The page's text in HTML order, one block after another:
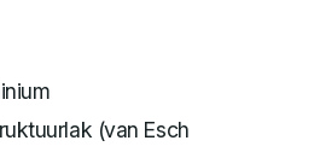
(van Esch